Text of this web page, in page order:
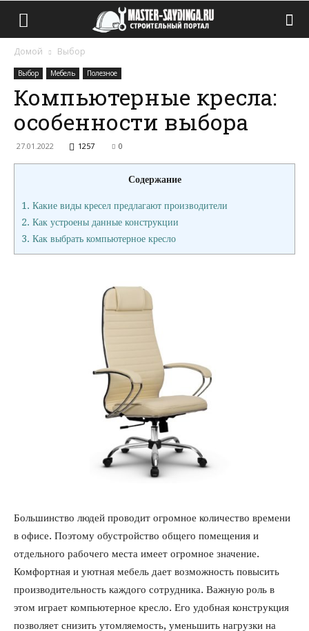
Домой Выбор
Выбор Мебель Полезное
Компьютерные кресла:
особенности выбора
27.01.2022 1257 0
Содержание
1. Какие виды кресел предлагают производители
2. Как устроены данные конструкции
3. Как выбрать компьютерное кресло
Большинство людей проводит огромное количество времени
в офисе. Поэтому обустройство общего помещения и
отдельного рабочего места имеет огромное значение.
Комфортная и уютная мебель дает возможность повысить
производительность каждого сотрудника. Важную роль в
этом играет компьютерное кресло. Его удобная конструкция
позволяет снизить утомляемость, уменьшить нагрузки на